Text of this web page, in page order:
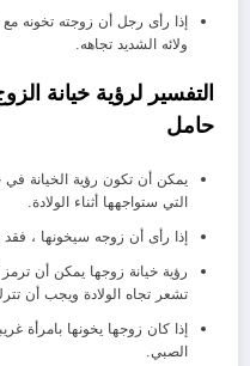
إذا رأى رجل أن زوجته تخونه
ولائه الشديد تجاهه.
التفسير لرؤية خيانة
حامل
يمكن أن تكون رؤية الخيانة
التي ستواجهها أثناء الولادة.
إذا رأى أن زوجه سيخونها ، فقد
رؤية خيانة زوجها يمكن أن
تشعر تجاه الولادة ويجب أن
إذا كان زوجها يخونها بامرأة
الصبي.